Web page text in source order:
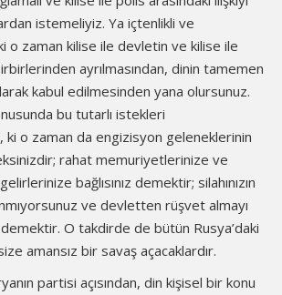
istemeliyiz. Ya içtenlikli ve
o zaman kilise ile devletin ve kilise ile
ayrılmasından, dinin tamemen
kabul edilmesinden yana olursunuz.
bu tutarlı istekleri
o zaman da engizisyon geleneklerinin
rahat memuriyetlerinize ve
bağlısınız demektir; silahınızın
ve devletten rüşvet almayı
O takdirde de bütün Rusya’daki
amansız bir savaş açacaklardır.
partisi açısından, din kişisel bir konu